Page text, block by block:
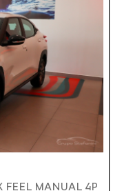
FEEL MANUAL 4P